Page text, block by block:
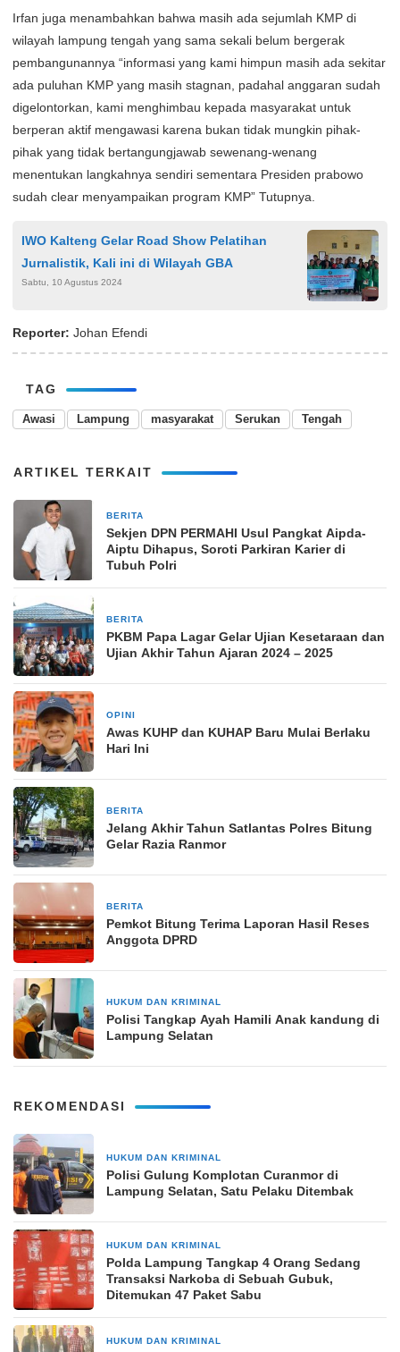
Irfan juga menambahkan bahwa masih ada sejumlah KMP di
wilayah lampung tengah yang sama sekali belum bergerak
pembangunannya “informasi yang kami himpun masih ada sekitar
ada puluhan KMP yang masih stagnan, padahal anggaran sudah
digelontorkan, kami menghimbau kepada masyarakat untuk
berperan aktif mengawasi karena bukan tidak mungkin pihak-
pihak yang tidak bertangungjawab sewenang-wenang
menentukan langkahnya sendiri sementara Presiden prabowo
sudah clear menyampaikan program KMP” Tutupnya.
IWO Kalteng Gelar Road Show Pelatihan
Jurnalistik, Kali ini di Wilayah GBA
Sabtu, 10 Agustus 2024
Reporter: Johan Efendi
TAG
Awasi Lampung masyarakat Serukan Tengah
ARTIKEL TERKAIT
BERITA
Sekjen DPN PERMAHI Usul Pangkat Aipda-
Aiptu Dihapus, Soroti Parkiran Karier di
Tubuh Polri
BERITA
PKBM Papa Lagar Gelar Ujian Kesetaraan dan
Ujian Akhir Tahun Ajaran 2024 – 2025
OPINI
Awas KUHP dan KUHAP Baru Mulai Berlaku
Hari Ini
BERITA
Jelang Akhir Tahun Satlantas Polres Bitung
Gelar Razia Ranmor
BERITA
Pemkot Bitung Terima Laporan Hasil Reses
Anggota DPRD
HUKUM DAN KRIMINAL
Polisi Tangkap Ayah Hamili Anak kandung di
Lampung Selatan
REKOMENDASI
HUKUM DAN KRIMINAL
Polisi Gulung Komplotan Curanmor di
Lampung Selatan, Satu Pelaku Ditembak
HUKUM DAN KRIMINAL
Polda Lampung Tangkap 4 Orang Sedang
Transaksi Narkoba di Sebuah Gubuk,
Ditemukan 47 Paket Sabu
HUKUM DAN KRIMINAL